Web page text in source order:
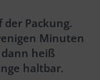
Packung.
Minuten
heiß
haltbar.